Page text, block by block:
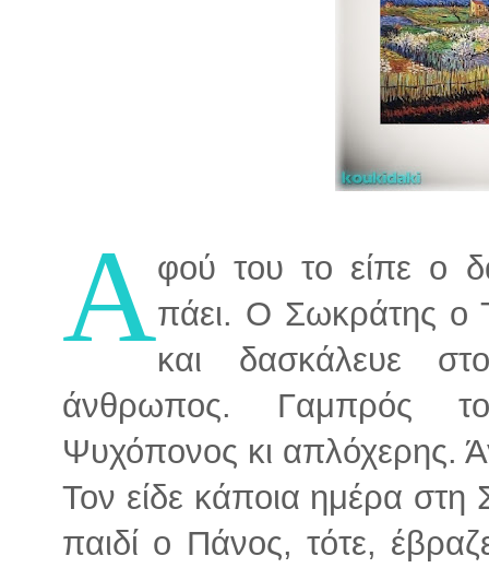
Αφού του το είπε ο
πάει. Ο Σωκράτης ο
και δασκάλευε
άνθρωπος. Γαμπρός
Ψυχόπονος κι απλόχερης.
Τον είδε κάποια ημέρα
παιδί ο Πάνος, τότε,